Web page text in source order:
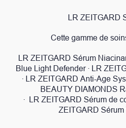
LR ZEITGARD
Cette gamme de
LR ZEITGARD Sérum
Blue Light Defender · LR
· LR ZEITGARD Anti-Age
BEAUTY DIAMONDS
· LR ZEITGARD Sérum de
ZEITGARD Sérum